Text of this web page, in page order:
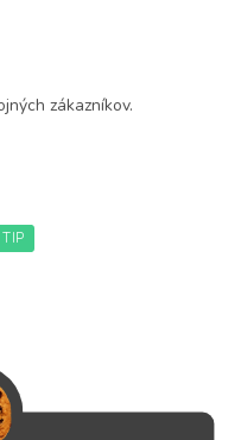
zákazníkov.
TIP
Openings Playing